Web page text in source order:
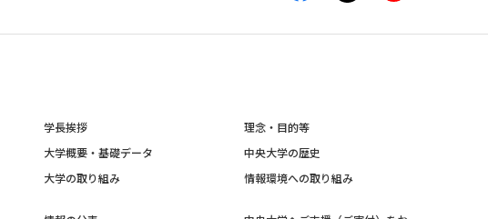
学長挨拶
理念・目的等
大学概要・基礎データ
中央大学の歴史
大学の取り組み 情報環境への取り組み